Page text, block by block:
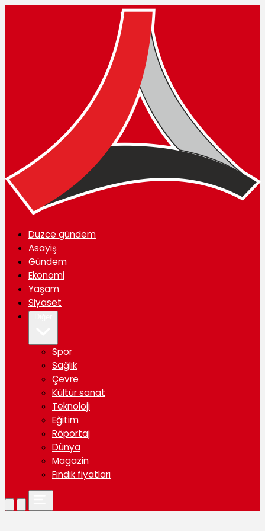
Düzce gündem
Asayiş
Gündem
Ekonomi
Yaşam
Siyaset
Spor
Sağlık
Çevre
Kültür sanat
Teknoloji
Eğitim
Röportaj
Dünya
Magazin
Fındık fiyatları